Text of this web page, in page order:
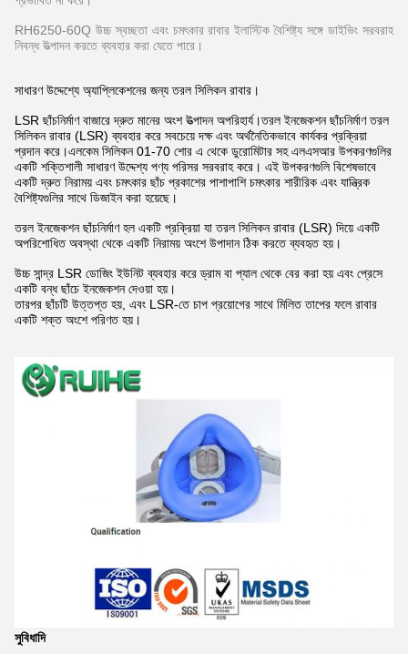
RH6250-60Q উচ্চ স্বচ্ছতা এবং চমৎকার রাবার ইলাস্টিক বৈশিষ্ট্য সঙ্গে ডাইভিং সরবরাহ
নিবন্ধ উত্পাদন করতে ব্যবহার করা যেতে পারে।
সাধারণ উদ্দেশ্যে অ্যাপ্লিকেশনের জন্য তরল সিলিকন রাবার।
LSR ছাঁচনির্মাণ বাজারে দ্রুত মানের অংশ উত্পাদন অপরিহার্য।তরল ইনজেকশন ছাঁচনির্মাণ তরল
সিলিকন রাবার (LSR) ব্যবহার করে সবচেয়ে দক্ষ এবং অর্থনৈতিকভাবে কার্যকর প্রক্রিয়া
প্রদান করে।এলকেম সিলিকন 01-70 শোর এ থেকে ডুরোমিটার সহ এলএসআর উপকরণগুলির
একটি শক্তিশালী সাধারণ উদ্দেশ্য পণ্য পরিসর সরবরাহ করে। এই উপকরণগুলি বিশেষভাবে
একটি দ্রুত নিরাময় এবং চমৎকার ছাঁচ প্রকাশের পাশাপাশি চমৎকার শারীরিক এবং যান্ত্রিক
বৈশিষ্ট্যগুলির সাথে ডিজাইন করা হয়েছে।
তরল ইনজেকশন ছাঁচনির্মাণ হল একটি প্রক্রিয়া যা তরল সিলিকন রাবার (LSR) দিয়ে একটি
অপরিশোধিত অবস্থা থেকে একটি নিরাময় অংশে উপাদান ঠিক করতে ব্যবহৃত হয়।
উচ্চ সান্দ্র LSR ডোজিং ইউনিট ব্যবহার করে ড্রাম বা প্যাল ​​থেকে বের করা হয় এবং প্রেসে
একটি বন্ধ ছাঁচে ইনজেকশন দেওয়া হয়।
তারপর ছাঁচটি উত্তপ্ত হয়, এবং LSR-তে চাপ প্রয়োগের সাথে মিলিত তাপের ফলে রাবার
একটি শক্ত অংশে পরিণত হয়।
সুবিধাদি